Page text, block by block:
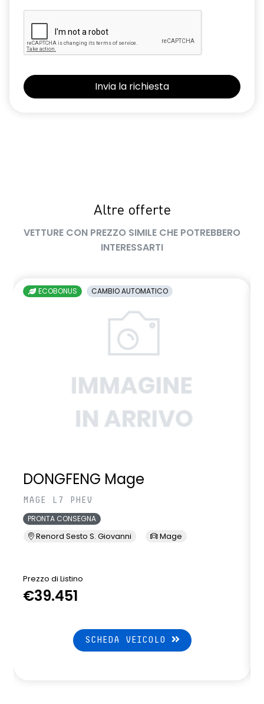
Altre offerte
VETTURE CON PREZZO SIMILE CHE POTREBBERO
INTERESSARTI
ECOBONUS CAMBIO AUTOMATICO
DONGFENG Mage
MAGE L7 PHEV
PRONTA CONSEGNA
Renord Sesto S. Giovanni Mage
Prezzo di Listino
€39.451
SCHEDA VEICOLO